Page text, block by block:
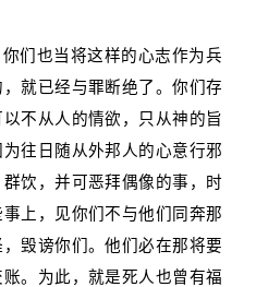
们也当将这样的心志作为兵
就已经与罪断绝了。你们存
不从人的情欲，只从神的旨
往日随从外邦人的心意行邪
饮，并可恶拜偶像的事，时
上，见你们不与他们同奔那
毁谤你们。他们必在那将要
。为此，就是死人也曾有福